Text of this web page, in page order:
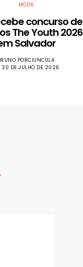
MODA
concurso de
The Youth 2026
Salvador
PORCIUNCULA
30 DE JULHO DE 2026